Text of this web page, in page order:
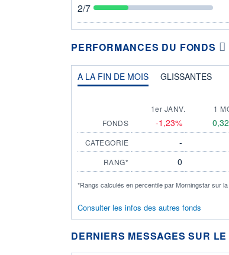
2/7
PERFORMANCES DU FONDS
A LA FIN DE MOIS GLISSANTES
1er JANV. 1
FONDS
-1,23%
CATEGORIE -
RANG* 0
*Rangs calculés en percentile par Morningstar sur
Consulter les infos des autres fonds
DERNIERS MESSAGES SUR